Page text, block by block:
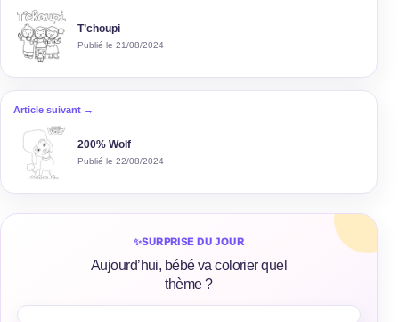
T’choupi
Publié le 21/08/2024
Article suivant →
200% Wolf
Publié le 22/08/2024
✨SURPRISE DU JOUR
Aujourd’hui, bébé va colorier quel
thème ?